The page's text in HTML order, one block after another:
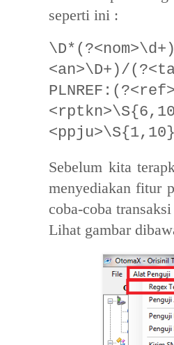
seperti ini :
<an>\D+)/
Sebelum kita
menyediakan fitur
coba-coba
Lihat gambar